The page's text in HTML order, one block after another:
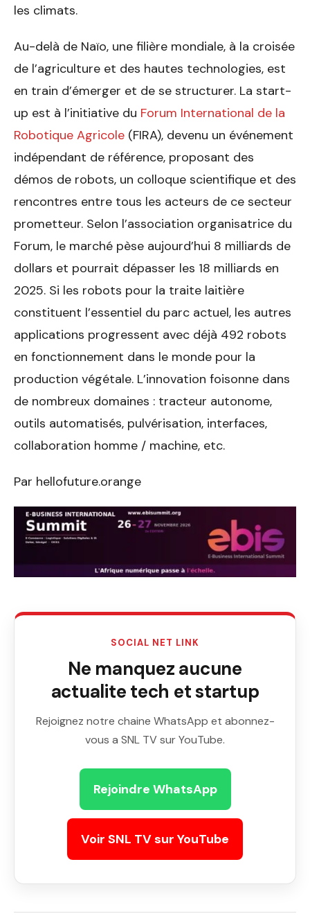
les climats.
Au-delà de Naïo, une filière mondiale, à la croisée
de l’agriculture et des hautes technologies, est
en train d’émerger et de se structurer. La start-
up est à l’initiative du Forum International de la
Robotique Agricole (FIRA), devenu un événement
indépendant de référence, proposant des
démos de robots, un colloque scientifique et des
rencontres entre tous les acteurs de ce secteur
prometteur. Selon l’association organisatrice du
Forum, le marché pèse aujourd’hui 8 milliards de
dollars et pourrait dépasser les 18 milliards en
2025. Si les robots pour la traite laitière
constituent l’essentiel du parc actuel, les autres
applications progressent avec déjà 492 robots
en fonctionnement dans le monde pour la
production végétale. L’innovation foisonne dans
de nombreux domaines : tracteur autonome,
outils automatisés, pulvérisation, interfaces,
collaboration homme / machine, etc.
Par hellofuture.orange
SOCIAL NET LINK
Ne manquez aucune
actualite tech et startup
Rejoignez notre chaine WhatsApp et abonnez-
vous a SNL TV sur YouTube.
Rejoindre WhatsApp
Voir SNL TV sur YouTube